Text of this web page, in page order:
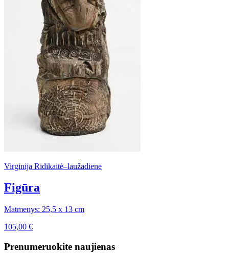
Virginija Ridikaitė–laužadienė
Figūra
Matmenys: 25,5 x 13 cm
105,00 €
Prenumeruokite naujienas